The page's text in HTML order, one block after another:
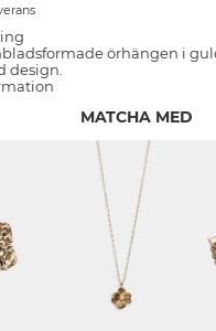
örhängen i
design.
MATCHA MED